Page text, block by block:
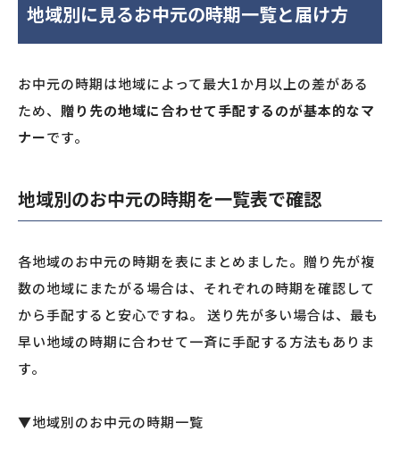
地域別に見るお中元の時期一覧と届け方
お中元の時期は地域によって最大1か月以上の差がある
ため、 贈り先の地域に合わせて手配するのが基本的なマ
ナーです。
地域別のお中元の時期を一覧表で確認
各地域のお中元の時期を表にまとめました。贈り先が複
数の地域にまたがる場合は、それぞれの時期を確認して
から手配すると安心ですね。 送り先が多い場合は、最も
早い地域の時期に合わせて一斉に手配する方法もありま
す。
▼地域別のお中元の時期一覧